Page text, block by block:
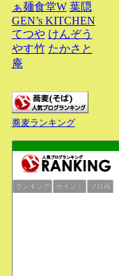
ぁ麺食堂W 葉隠
GEN’s KITCHEN
てつや けんぞう
やす竹 たかさと
庵
蕎麦ランキング
ランキング ポイント ブロ画